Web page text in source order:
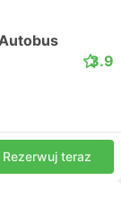
3.9
Rezerwuj teraz